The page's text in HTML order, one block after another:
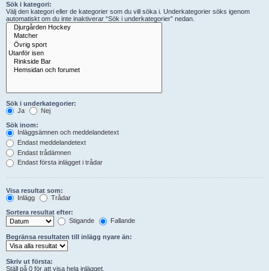
Sök i kategori:
Välj den kategori eller de kategorier som du vill söka i. Underkategorier söks igenom
automatiskt om du inte inaktiverar “Sök i underkategorier” nedan.
Sök i underkategorier:
Ja
Nej
Sök inom:
Inläggsämnen och meddelandetext
Endast meddelandetext
Endast trådämnen
Endast första inlägget i trådar
Visa resultat som:
Inlägg
Trådar
Sortera resultat efter:
Stigande
Fallande
Begränsa resultaten till inlägg nyare än:
Skriv ut första:
Ställ på 0 för att visa hela inlägget.